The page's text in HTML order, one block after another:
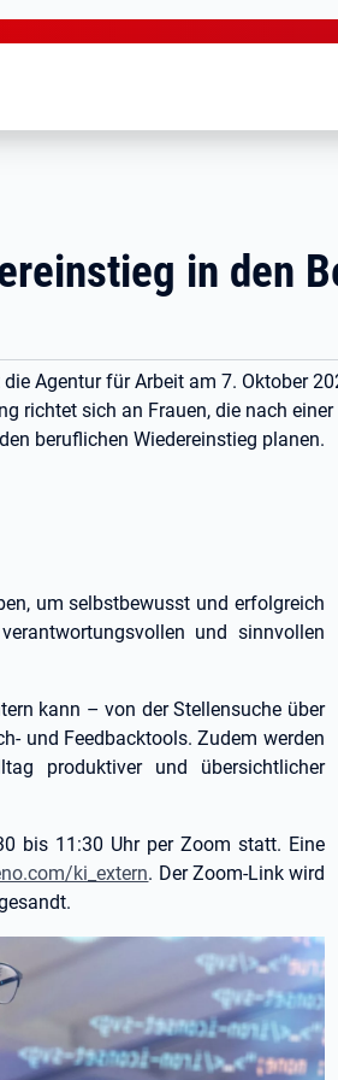
in den
Agentur für Arbeit am 7. Oktober
richtet sich an Frauen, die nach einer
beruflichen Wiedereinstieg planen.
um selbstbewusst und erfolgreich
und sinnvollen
kann – von der Stellensuche über
und Feedbacktools. Zudem werden
produktiver und übersichtlicher
bis 11:30 Uhr per Zoom statt. Eine
ki_extern. Der Zoom-Link wird